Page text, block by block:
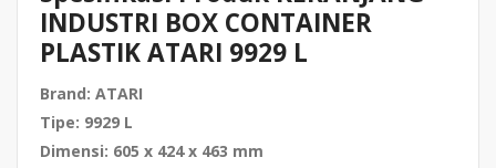
INDUSTRI BOX CONTAINER
PLASTIK ATARI 9929 L
Brand: ATARI
Tipe: 9929 L
Dimensi: 605 x 424 x 463 mm